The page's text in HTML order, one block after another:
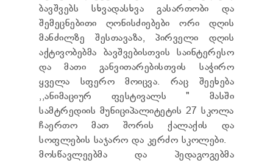
ТЕНДЕРЫ
ОТЧЁТ ДЛЯ ПРЕДОСТАВЛЕНИЯ ПРЕЗИДЕНТУ И
ПАРЛАМЕНТУ
ТРЕБОВАНИЯ ПУБЛИЧНОЙ ИНФОРМАЦИИ
УПОЛНОМОЧЕННЫЙ ПО ЗАЩИТЕ
ПЕРСОНАЛЬНЫХ ДАННЫХ
ПРАВОВЕДЧЕСКИЕ РЕШЕНИЯ
ПРАВИЛА ОБЖАЛОВАНИЯ
ბავშვებს სხვადასხვა გასართობი და
შემეცნებითი ღონისძიებები ორი დღის
მანძილზე შესთავაზა, პირველი დღის
აქტივობებმა ბავშვებისთვის საინტერესო
და მათი განვითარებისთვის საჭირო
ყველა სფერო მოიცვა. რაც შეეხება
,,ანიმაციურ ფესტივალს " მასში
სამტრედიის მუნიციპალიტეტის 27 სკოლა
ჩაერთო მათ შორის ქალაქის და
სოფლების საჯარო და კერძო სკოლები.
მოსწავლეებმა და პედაგოგებმა